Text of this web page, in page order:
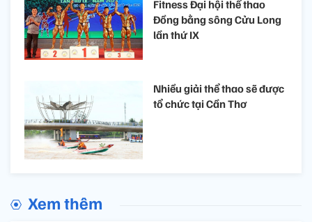
Fitness Đại hội thể thao
Đồng bằng sông Cửu Long
lần thứ IX
Nhiều giải thể thao sẽ được
tổ chức tại Cần Thơ
Xem thêm